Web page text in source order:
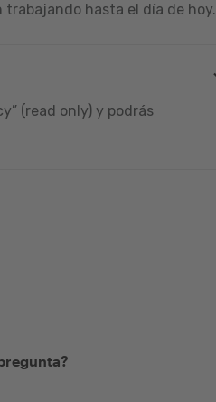
trabajando hasta el día de hoy.
(read only) y podrás